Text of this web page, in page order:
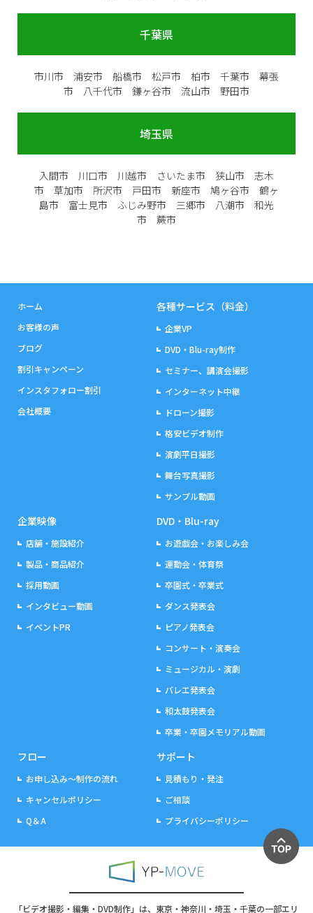
千葉県
市川市 浦安市 船橋市 松戸市 柏市 千葉市 幕張
市 八千代市 鎌ヶ谷市 流山市 野田市
埼玉県
入間市 川口市 川越市 さいたま市 狭山市 志木
市 草加市 所沢市 戸田市 新座市 鳩ヶ谷市 鶴ヶ
島市 富士見市 ふじみ野市 三郷市 八潮市 和光
市 蕨市
ホーム
お客様の声
ブログ
割引キャンペーン
インスタフォロー割引
会社概要
各種サービス（料金）
企業VP
DVD・Blu-ray制作
セミナー、講演会撮影
インターネット中継
ドローン撮影
格安ビデオ制作
演劇平日撮影
舞台写真撮影
サンプル動画
企業映像
店舗・施設紹介
製品・商品紹介
採用動画
インタビュー動画
イベントPR
DVD・Blu-ray
お遊戯会・お楽しみ会
運動会・体育祭
卒園式・卒業式
ダンス発表会
ピアノ発表会
コンサート・演奏会
ミュージカル・演劇
バレエ発表会
和太鼓発表会
卒業・卒園メモリアル動画
フロー
お申し込み～制作の流れ
キャンセルポリシー
Q＆A
サポート
見積もり・発注
ご相談
プライバシーポリシー
「ビデオ撮影・編集・DVD制作」は、東京・神奈川・埼玉・千葉の一部エリ